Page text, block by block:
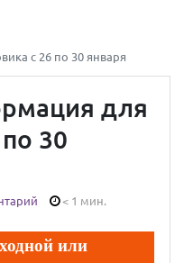
с 26 по 30 января
для
30
< 1 мин.
или